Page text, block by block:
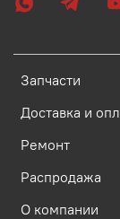
Запчасти
Доставка и
Ремонт
Распродажа
О компании